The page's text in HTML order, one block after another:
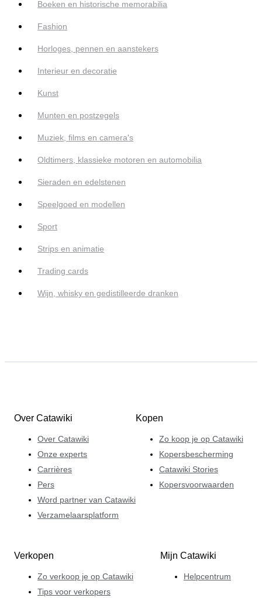
Boeken en historische memorabilia
Fashion
Horloges, pennen en aanstekers
Interieur en decoratie
Kunst
Munten en postzegels
Muziek, films en camera's
Oldtimers, klassieke motoren en automobilia
Sieraden en edelstenen
Speelgoed en modellen
Sport
Strips en animatie
Trading cards
Wijn, whisky en gedistilleerde dranken
Over Catawiki
Over Catawiki
Onze experts
Carrières
Pers
Word partner van Catawiki
Verzamelaarsplatform
Kopen
Zo koop je op Catawiki
Kopersbescherming
Catawiki Stories
Kopersvoorwaarden
Verkopen
Zo verkoop je op Catawiki
Tips voor verkopers
Mijn Catawiki
Helpcentrum